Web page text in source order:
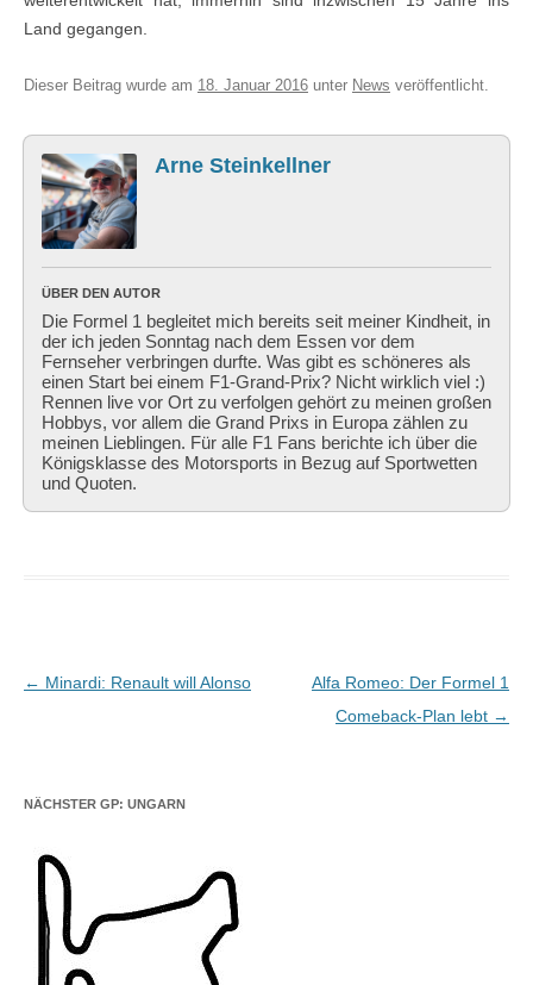
Land gegangen.
Dieser Beitrag wurde am 18. Januar 2016 unter News veröffentlicht.
Arne Steinkellner
ÜBER DEN AUTOR
Die Formel 1 begleitet mich bereits seit meiner Kindheit, in
der ich jeden Sonntag nach dem Essen vor dem
Fernseher verbringen durfte. Was gibt es schöneres als
einen Start bei einem F1-Grand-Prix? Nicht wirklich viel :)
Rennen live vor Ort zu verfolgen gehört zu meinen großen
Hobbys, vor allem die Grand Prixs in Europa zählen zu
meinen Lieblingen. Für alle F1 Fans berichte ich über die
Königsklasse des Motorsports in Bezug auf Sportwetten
und Quoten.
Beitragsnavigation
← Minardi: Renault will Alonso
Alfa Romeo: Der Formel 1
Comeback-Plan lebt →
NÄCHSTER GP: UNGARN